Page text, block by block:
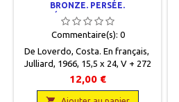
BRONZE. PERSÉE.
BELLÉROPHON. HERCULE.
THÉSÉE. JASON
Commentaire(s): 0
De Loverdo, Costa. En français,
Julliard, 1966, 15,5 x 24, V + 272
pages + tables et index, broché,
occasion. Correct. Couverture
12,00 €